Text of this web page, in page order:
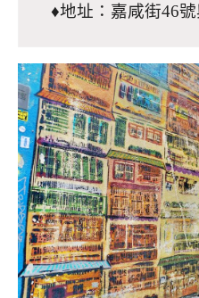
♦地址：嘉咸街46